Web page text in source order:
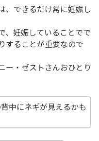
、できるだけ常に妊娠し
、妊娠していることでで
することが重要なので
ー・ゼストさんおひとり
中にネギが見えるかも